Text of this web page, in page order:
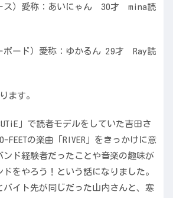
ス）愛称：あいにゃん 30才 mina読
ボード）愛称：ゆかるん 29才 Ray読
ます。
」で読者モデルをしていた吉田さ
FEETの楽曲「RIVER」をきっかけに意
ンド経験者だったことや音楽の趣味が
をやろう！という話になりました。
バイト先が同じだった山内さんと、寒